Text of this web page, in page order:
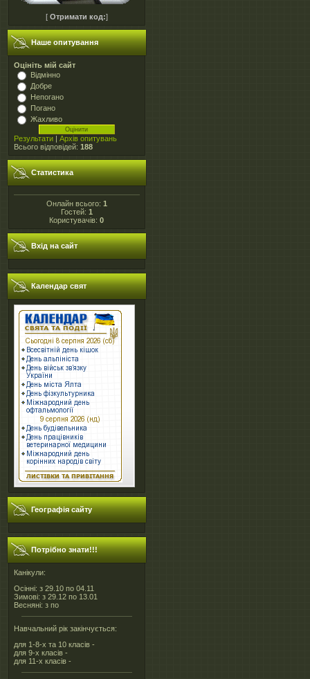
[ Отримати код:]
Наше опитування
Оцініть мій сайт
Відмінно
Добре
Непогано
Погано
Жахливо
Результати | Архів опитувань
Всього відповідей: 188
Статистика
Онлайн всього: 1
Гостей: 1
Користувачів:0
Вхід на сайт
Календар свят
Географія сайту
Потрібно знати!!!
Канікули:
Осінні: з 29.10 по 04.11
Зимові: з 29.12 по 13.01
Весняні: з по
Навчальний рік закінчується:
для 1-8-х та 10 класів -
для 9-х класів -
для 11-х класів -